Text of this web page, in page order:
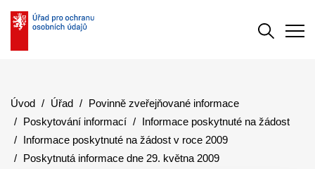
Úvod Úřad
Povinně zveřejňované informace
Poskytování informací
Informace poskytnuté na žádost
Informace poskytnuté na žádost v roce 2009
Poskytnutá informace dne 29. května 2009